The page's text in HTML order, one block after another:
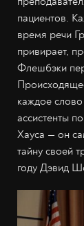
пациентов.
время речи
привирает,
Флешбэки
каждое
ассистенты
Хауса — он
тайну своей
году Дэвид